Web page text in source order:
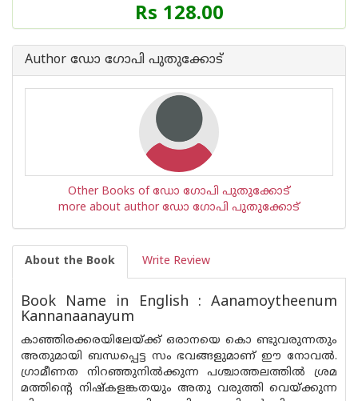
Rs 128.00
Author ഡോ ഗോപി പുതുക്കോട്
Other Books of ഡോ ഗോപി പുതുക്കോട്
more about author ഡോ ഗോപി പുതുക്കോട്
About the Book Write Review
Book Name in English : Aanamoytheenum
Kannanaanayum
കാഞ്ഞിരക്കരയിലേയ്ക്ക് ഒരാനയെ കൊ ണ്ടുവരുന്നതും
അതുമായി ബന്ധപ്പെട്ട സം ഭവങ്ങളുമാണ് ഈ നോവൽ.
ഗ്രാമീണത നിറഞ്ഞുനിൽക്കുന്ന പശ്ചാത്തലത്തിൽ ശ്രമ
മത്തിന്റെ നിഷ്കളങ്കതയും അതു വരുത്തി വെയ്ക്കുന്ന